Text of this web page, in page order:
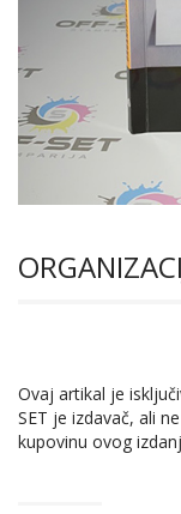
Ovaj artikal je
SET je izdavač, ali
kupovinu ovog